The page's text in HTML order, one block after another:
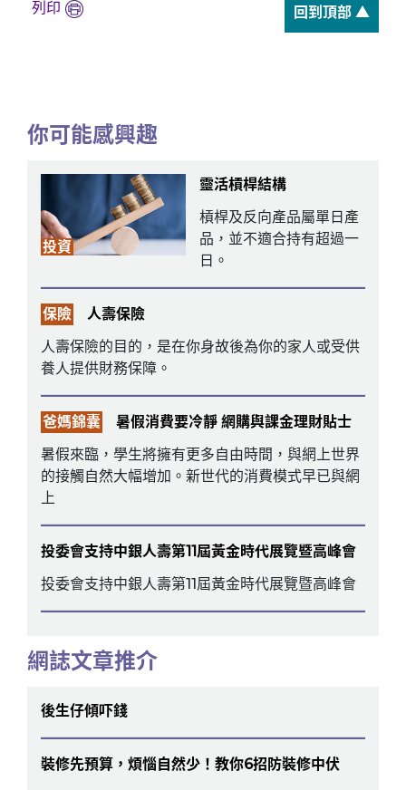
列印 回到頂部 ▲
你可能感興趣
投資
靈活槓桿結構
槓桿及反向產品屬單日產
品，並不適合持有超過一
日。
保險
人壽保險
人壽保險的目的，是在你身故後為你的家人或受供
養人提供財務保障。
爸媽錦囊
暑假消費要冷靜 網購與課金理財貼士
暑假來臨，學生將擁有更多自由時間，與網上世界
的接觸自然大幅增加。新世代的消費模式早已與網
上
投委會支持中銀人壽第11屆黃金時代展覽暨高峰會
投委會支持中銀人壽第11屆黃金時代展覽暨高峰會
網誌文章推介
後生仔傾吓錢
裝修先預算，煩惱自然少！教你6招防裝修中伏